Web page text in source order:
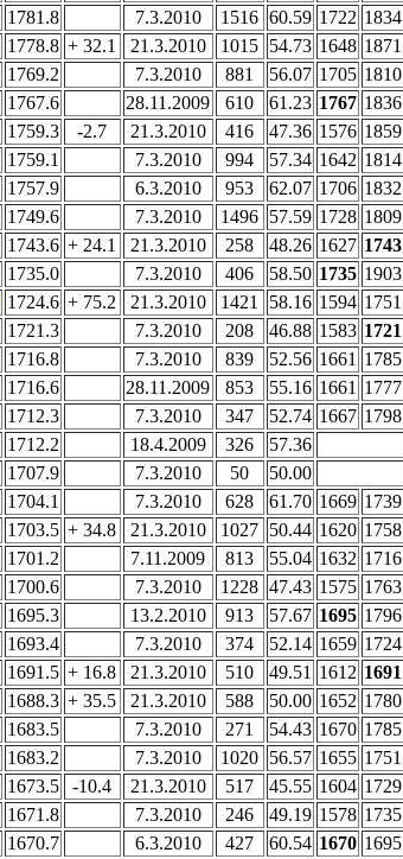
1781.8 7.3.2010 1516 60.59 1722 1834
1778.8 + 32.1 21.3.2010 1015 54.73 1648 1871
1769.2 7.3.2010 881 56.07 1705 1810
1767.6 28.11.2009 610 61.23 1767 1836
1759.3 -2.7 21.3.2010 416 47.36 1576 1859
1759.1 7.3.2010 994 57.34 1642 1814
1757.9 6.3.2010 953 62.07 1706 1832
1749.6 7.3.2010 1496 57.59 1728 1809
1743.6 + 24.1 21.3.2010 258 48.26 1627 1743
1735.0 7.3.2010 406 58.50 1735 1903
1724.6 + 75.2 21.3.2010 1421 58.16 1594 1751
1721.3 7.3.2010 208 46.88 1583 1721
1716.8 7.3.2010 839 52.56 1661 1785
1716.6 28.11.2009 853 55.16 1661 1777
1712.3 7.3.2010 347 52.74 1667 1798
1712.2 18.4.2009 326 57.36
1707.9 7.3.2010 50 50.00
1704.1 7.3.2010 628 61.70 1669 1739
1703.5 + 34.8 21.3.2010 1027 50.44 1620 1758
1701.2 7.11.2009 813 55.04 1632 1716
1700.6 7.3.2010 1228 47.43 1575 1763
1695.3 13.2.2010 913 57.67 1695 1796
1693.4 7.3.2010 374 52.14 1659 1724
1691.5 + 16.8 21.3.2010 510 49.51 1612 1691
1688.3 + 35.5 21.3.2010 588 50.00 1652 1780
1683.5 7.3.2010 271 54.43 1670 1785
1683.2 7.3.2010 1020 56.57 1655 1751
1673.5 -10.4 21.3.2010 517 45.55 1604 1729
1671.8 7.3.2010 246 49.19 1578 1735
1670.7 6.3.2010 427 60.54 1670 1695